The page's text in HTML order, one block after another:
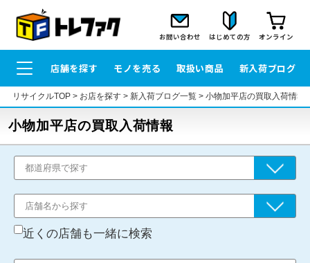
お問い合わせ はじめての方 オンライン
店舗を探す モノを売る 取扱い商品 新入荷ブログ
リサイクルTOP> お店を探す> 新入荷ブログ一覧> 小物加平店の買取入荷情報
小物加平店の買取入荷情報
近くの店舗も一緒に検索